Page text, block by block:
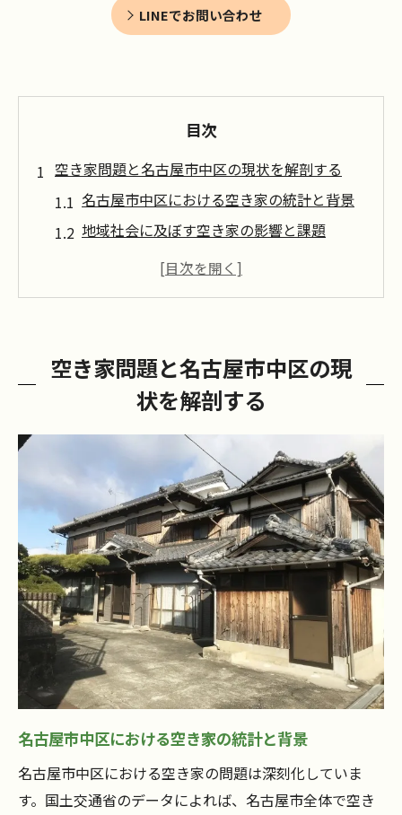
LINEでお問い合わせ
目次
空き家問題と名古屋市中区の現状を解剖する
名古屋市中区における空き家の統計と背景
地域社会に及ぼす空き家の影響と課題
空き家増加の要因とその分析
碧南市から学ぶ空き家監視システムの革新
碧南市の空き家監視システムの概要
監視技術がもたらす管理の効率化
地域パートナーシップによる成功事例
空き家監視システムの技術的進化
碧南市が採用する先進的な監視手法
他地域への導入可能性と課題
空き家監視がもたらす地域社会への影響と可能
性
安全性向上に寄与する監視システムの効果
地域住民の安心感と社会的つながりの強化
空き家監視から生まれる新しいビジネスチ
ャンス
地域経済活性化への潜在的な影響
環境保全と景観維持に果たす役割
空き家問題と名古屋市中区の現
状を解剖する
名古屋市中区における空き家の統計と背景
名古屋市中区における空き家の問題は深刻化していま
す。国土交通省のデータによれば、名古屋市全体で空き